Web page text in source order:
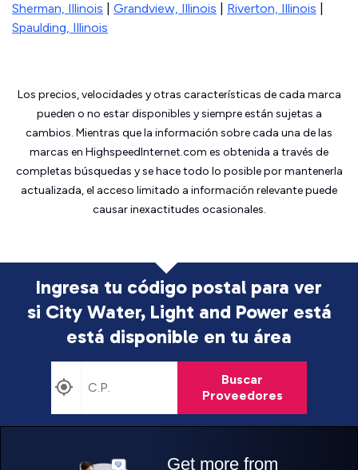
Sherman, Illinois
Grandview, Illinois Riverton, Illinois
Spaulding, Illinois
Los precios, velocidades y otras características de cada marca
pueden o no estar disponibles y siempre están sujetas a
cambios. Mientras que la información sobre cada una de las
marcas en HighspeedInternet.com es obtenida a través de
completas búsquedas y se hace todo lo posible por mantenerla
actualizada, el acceso limitado a información relevante puede
causar inexactitudes ocasionales.
Ingresa tu código postal para ver
si City Water, Light and Power está
está disponible en tu área
Buscar
Proveedores